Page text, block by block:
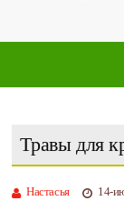
Травы для
Настасья 14-